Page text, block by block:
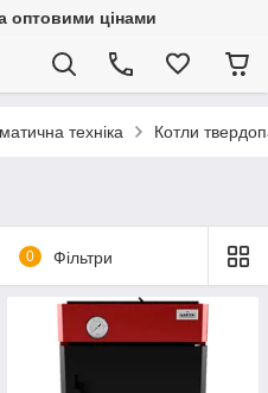
оптовими цінами
техніка Котли
0 Фільтри